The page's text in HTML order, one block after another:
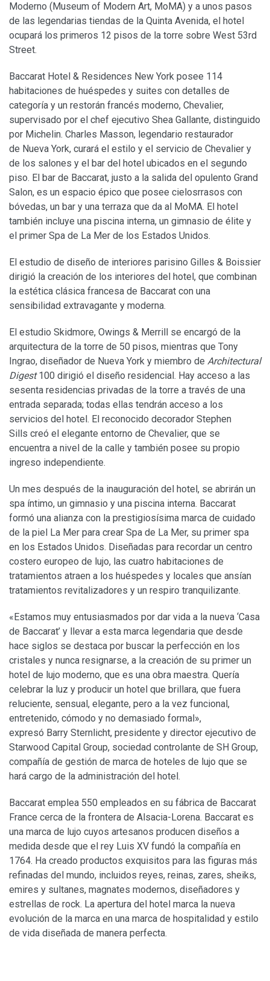
Moderno (Museum of Modern Art, MoMA) y a unos pasos
de las legendarias tiendas de la Quinta Avenida, el hotel
ocupará los primeros 12 pisos de la torre sobre West 53rd
Street.
Baccarat Hotel & Residences New York posee 114
habitaciones de huéspedes y suites con detalles de
categoría y un restorán francés moderno, Chevalier,
supervisado por el chef ejecutivo Shea Gallante, distinguido
por Michelin. Charles Masson, legendario restaurador
de Nueva York, curará el estilo y el servicio de Chevalier y
de los salones y el bar del hotel ubicados en el segundo
piso. El bar de Baccarat, justo a la salida del opulento Grand
Salon, es un espacio épico que posee cielosrrasos con
bóvedas, un bar y una terraza que da al MoMA. El hotel
también incluye una piscina interna, un gimnasio de élite y
el primer Spa de La Mer de los Estados Unidos.
El estudio de diseño de interiores parisino Gilles & Boissier
dirigió la creación de los interiores del hotel, que combinan
la estética clásica francesa de Baccarat con una
sensibilidad extravagante y moderna.
El estudio Skidmore, Owings & Merrill se encargó de la
arquitectura de la torre de 50 pisos, mientras que Tony
Ingrao, diseñador de Nueva York y miembro de Architectural
Digest100 dirigió el diseño residencial. Hay acceso a las
sesenta residencias privadas de la torre a través de una
entrada separada; todas ellas tendrán acceso a los
servicios del hotel. El reconocido decorador Stephen
Sills creó el elegante entorno de Chevalier, que se
encuentra a nivel de la calle y también posee su propio
ingreso independiente.
Un mes después de la inauguración del hotel, se abrirán un
spa íntimo, un gimnasio y una piscina interna. Baccarat
formó una alianza con la prestigiosísima marca de cuidado
de la piel La Mer para crear Spa de La Mer, su primer spa
en los Estados Unidos. Diseñadas para recordar un centro
costero europeo de lujo, las cuatro habitaciones de
tratamientos atraen a los huéspedes y locales que ansían
tratamientos revitalizadores y un respiro tranquilizante.
«Estamos muy entusiasmados por dar vida a la nueva ‘Casa
de Baccarat’ y llevar a esta marca legendaria que desde
hace siglos se destaca por buscar la perfección en los
cristales y nunca resignarse, a la creación de su primer un
hotel de lujo moderno, que es una obra maestra. Quería
celebrar la luz y producir un hotel que brillara, que fuera
reluciente, sensual, elegante, pero a la vez funcional,
entretenido, cómodo y no demasiado formal»,
expresó Barry Sternlicht, presidente y director ejecutivo de
Starwood Capital Group, sociedad controlante de SH Group,
compañía de gestión de marca de hoteles de lujo que se
hará cargo de la administración del hotel.
Baccarat emplea 550 empleados en su fábrica de Baccarat
France cerca de la frontera de Alsacia-Lorena. Baccarat es
una marca de lujo cuyos artesanos producen diseños a
medida desde que el rey Luis XV fundó la compañía en
1764. Ha creado productos exquisitos para las figuras más
refinadas del mundo, incluidos reyes, reinas, zares, sheiks,
emires y sultanes, magnates modernos, diseñadores y
estrellas de rock. La apertura del hotel marca la nueva
evolución de la marca en una marca de hospitalidad y estilo
de vida diseñada de manera perfecta.